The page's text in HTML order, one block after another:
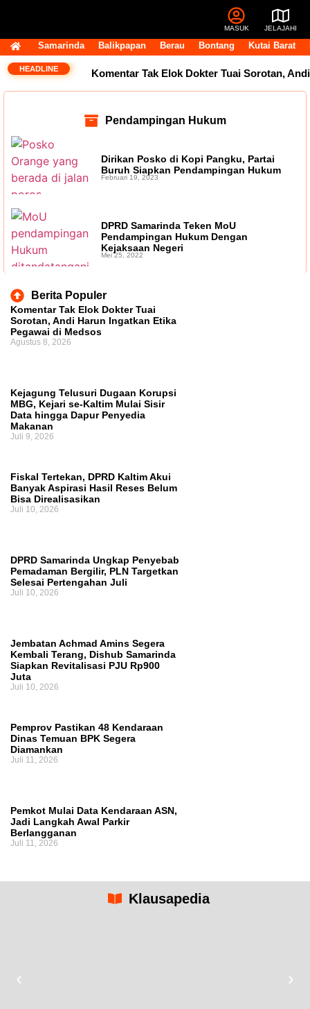
MASUK JELAJAHI
Samarinda Balikpapan Berau Bontang Kutai Barat
HEADLINE Komentar Tak Elok Dokter Tuai Sorotan, Andi
Usai Terpilih Aklamasi, Andi Satya Pasang
Target Golkar Kuasai DPRD Samarinda
Komentar Pegawai RSUD IA Moeis Tuai
Dana Transfer Rp2,5 Triliun Masih Tertahan,
Ruang Fiskal Kaltim Kian Terhimpit
Pendampingan Hukum
Dirikan Posko di Kopi Pangku, Partai
Buruh Siapkan Pendampingan Hukum
Februari 19, 2023
DPRD Samarinda Teken MoU
Pendampingan Hukum Dengan
Kejaksaan Negeri
Mei 25, 2022
Berita Populer
Komentar Tak Elok Dokter Tuai
Sorotan, Andi Harun Ingatkan Etika
Pegawai di Medsos
Agustus 8, 2026
Kejagung Telusuri Dugaan Korupsi
MBG, Kejari se-Kaltim Mulai Sisir
Data hingga Dapur Penyedia
Makanan
Juli 9, 2026
Fiskal Tertekan, DPRD Kaltim Akui
Banyak Aspirasi Hasil Reses Belum
Bisa Direalisasikan
Juli 10, 2026
DPRD Samarinda Ungkap Penyebab
Pemadaman Bergilir, PLN Targetkan
Selesai Pertengahan Juli
Juli 10, 2026
Jembatan Achmad Amins Segera
Kembali Terang, Dishub Samarinda
Siapkan Revitalisasi PJU Rp900
Juta
Juli 10, 2026
Pemprov Pastikan 48 Kendaraan
Dinas Temuan BPK Segera
Diamankan
Juli 11, 2026
Pemkot Mulai Data Kendaraan ASN,
Jadi Langkah Awal Parkir
Berlangganan
Juli 11, 2026
Klausapedia